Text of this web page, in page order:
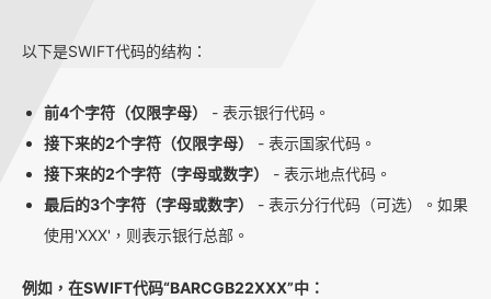
以下是SWIFT代码的结构：
前4个字符（仅限字母）
- 表示银行代码。
接下来的2个字符（仅限字母）
- 表示国家代码。
接下来的2个字符（字母或数字）
- 表示地点代码。
最后的3个字符（字母或数字）
- 表示分行代码（可选）。如果
使用'XXX'，则表示银行总部。
例如，在SWIFT代码“BARCGB22XXX”中：